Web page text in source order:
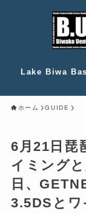
Lake Biwa
ホーム GUIDE
6月21日琵
イミング
日、
3.5DSとワ